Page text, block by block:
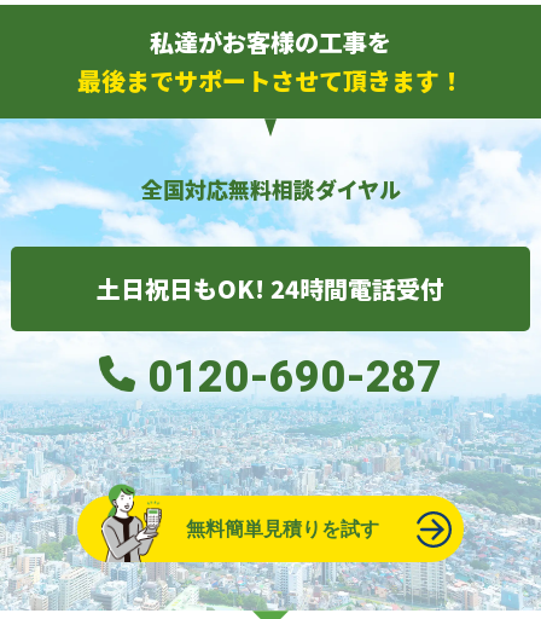
私達がお客様の工事を
最後までサポートさせて頂きます！
全国対応無料相談ダイヤル
土日祝日もOK! 24時間電話受付
0120-690-287
無料簡単見積りを試す